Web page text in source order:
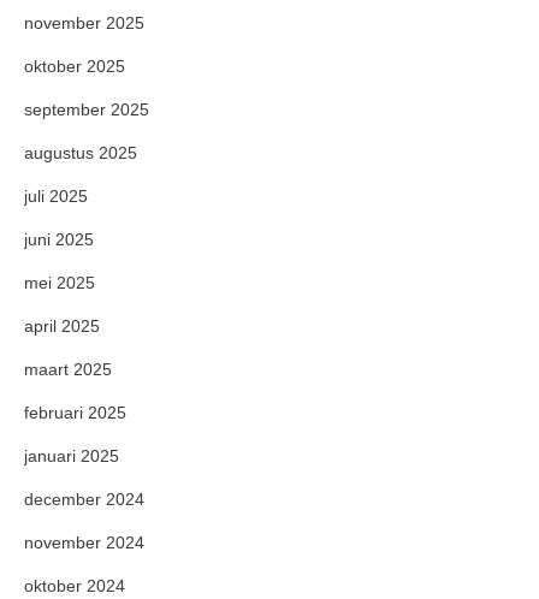
november 2025
oktober 2025
september 2025
augustus 2025
juli 2025
juni 2025
mei 2025
april 2025
maart 2025
februari 2025
januari 2025
december 2024
november 2024
oktober 2024